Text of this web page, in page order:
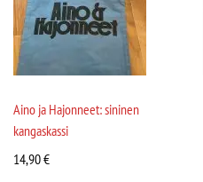
Aino ja Hajonneet: sininen
kangaskassi
14,90€